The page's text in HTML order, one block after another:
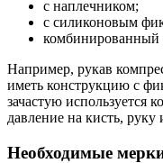
с наплечником;
с силиконовым
комбинированный
Например, рукав
иметь конструкцию с
зачастую используется
давление на кисть, руку
Необходимые